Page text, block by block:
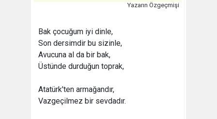
Yazarın Özgeçmişi
Bak çocuğum iyi dinle,
Son dersimdir bu sizinle,
Avucuna al da bir bak,
Üstünde durduğun toprak,
Atatürk'ten armağandır,
Vazgeçilmez bir sevdadır.